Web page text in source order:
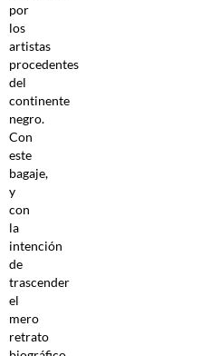
por
los
artistas
procedentes
del
continente
negro.
Con
este
bagaje,
y
con
la
intención
de
trascender
el
mero
retrato